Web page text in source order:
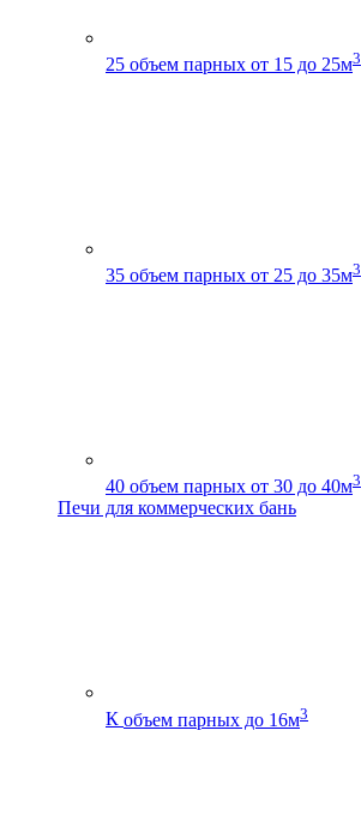
25 объем парных от 15 до 25м3
35 объем парных от 25 до 35м3
40 объем парных от 30 до 40м3
Печи для коммерческих бань
К объем парных до 16м3